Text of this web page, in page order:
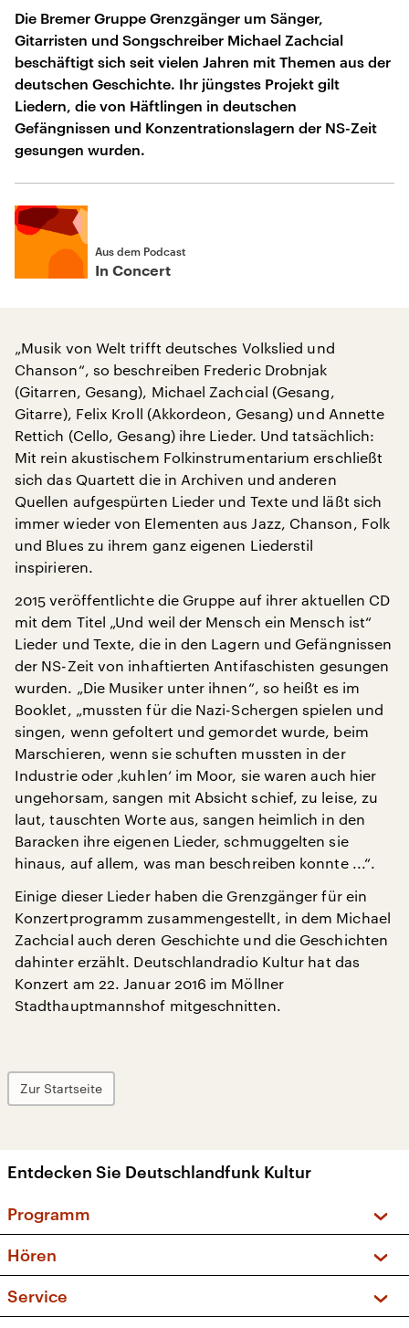
Die Bremer Gruppe Grenzgänger um Sänger,
Gitarristen und Songschreiber Michael Zachcial
beschäftigt sich seit vielen Jahren mit Themen aus der
deutschen Geschichte. Ihr jüngstes Projekt gilt
Liedern, die von Häftlingen in deutschen
Gefängnissen und Konzentrationslagern der NS-Zeit
gesungen wurden.
Aus dem Podcast
In Concert
„Musik von Welt trifft deutsches Volkslied und
Chanson“, so beschreiben Frederic Drobnjak
(Gitarren, Gesang), Michael Zachcial (Gesang,
Gitarre), Felix Kroll (Akkordeon, Gesang) und Annette
Rettich (Cello, Gesang) ihre Lieder. Und tatsächlich:
Mit rein akustischem Folkinstrumentarium erschließt
sich das Quartett die in Archiven und anderen
Quellen aufgespürten Lieder und Texte und läßt sich
immer wieder von Elementen aus Jazz, Chanson, Folk
und Blues zu ihrem ganz eigenen Liederstil
inspirieren.
2015 veröffentlichte die Gruppe auf ihrer aktuellen CD
mit dem Titel „Und weil der Mensch ein Mensch ist“
Lieder und Texte, die in den Lagern und Gefängnissen
der NS-Zeit von inhaftierten Antifaschisten gesungen
wurden. „Die Musiker unter ihnen“, so heißt es im
Booklet, „mussten für die Nazi-Schergen spielen und
singen, wenn gefoltert und gemordet wurde, beim
Marschieren, wenn sie schuften mussten in der
Industrie oder ‚kuhlen‘ im Moor, sie waren auch hier
ungehorsam, sangen mit Absicht schief, zu leise, zu
laut, tauschten Worte aus, sangen heimlich in den
Baracken ihre eigenen Lieder, schmuggelten sie
hinaus, auf allem, was man beschreiben konnte ...“.
Einige dieser Lieder haben die Grenzgänger für ein
Konzertprogramm zusammengestellt, in dem Michael
Zachcial auch deren Geschichte und die Geschichten
dahinter erzählt. Deutschlandradio Kultur hat das
Konzert am 22. Januar 2016 im Möllner
Stadthauptmannshof mitgeschnitten.
Zur Startseite
Entdecken Sie Deutschlandfunk Kultur
Programm
Sendungen und Podcasts
Musikliste
Hören
Frequenzen (UKW + DAB+)
Service